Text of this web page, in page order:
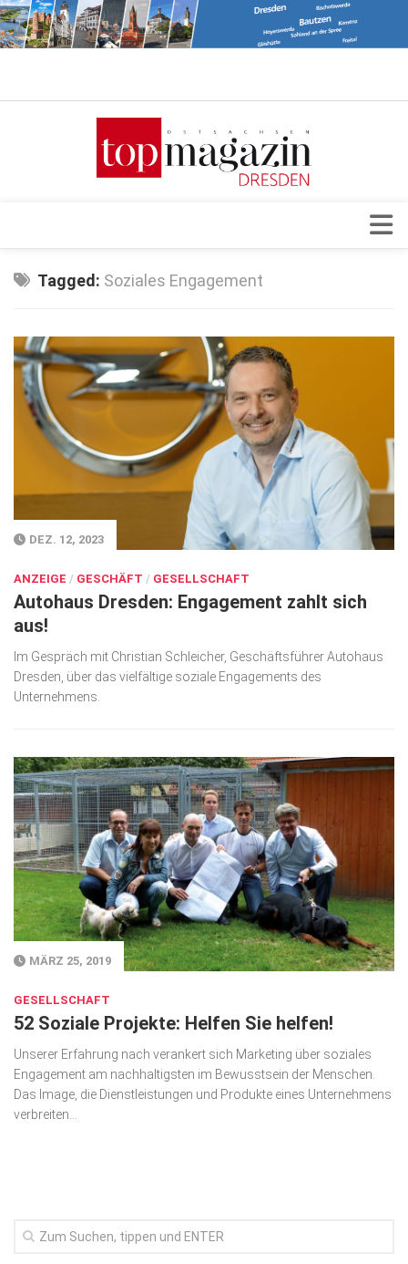
Verkaufsstellen
Top Gesundheitsforum Dresden / Ostsachsen
Geschäft
gesund & schön
Gesellschaft
Kunst & Kultur
Ausflug & Reise
Top Branchen
SACHSEN IN PARIS
Tagged: Soziales Engagement
DEZ. 12, 2023
ANZEIGE / GESCHÄFT / GESELLSCHAFT
Autohaus Dresden: Engagement zahlt sich
aus!
Im Gespräch mit Christian Schleicher, Geschäftsführer Autohaus
Dresden, über das vielfältige soziale Engagements des
Unternehmens.
MÄRZ 25, 2019
GESELLSCHAFT
52 Soziale Projekte: Helfen Sie helfen!
Unserer Erfahrung nach verankert sich Marketing über so­zia­les
Engagement am nachhaltigsten im Bewusstsein der Menschen.
Das Image, die Dienstleistungen und Produkte eines Unternehmens
verbreiten...